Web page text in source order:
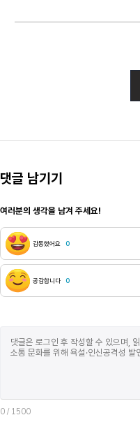
댓글 남기기
여러분의 생각을 남겨 주세요!
감동했어요 0
공감합니다 0
0 / 1500